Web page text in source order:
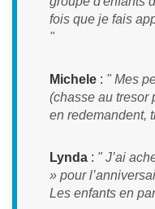
fois que je fais
"
Michele : " Mes
(chasse au tresor
en redemandent,
Lynda : " J’ai
» pour
Les enfants en